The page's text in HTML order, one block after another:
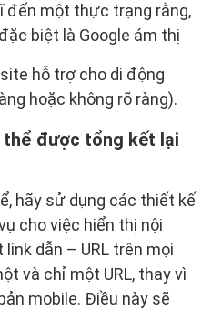
đến một thực trạng rằng,
biệt là Google ám thị
hỗ trợ cho di động
hoặc không rõ ràng).
thể được tổng kết lại
hãy sử dụng các thiết kế
cho việc hiển thị nội
dẫn – URL trên mọi
và chỉ một URL, thay vì
mobile. Điều này sẽ